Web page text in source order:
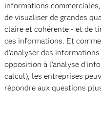
informations
de visualiser de grandes
claire et cohérente - et de
ces informations. Et
d'analyser des
opposition à l'analyse
calcul), les entreprises
répondre aux questions